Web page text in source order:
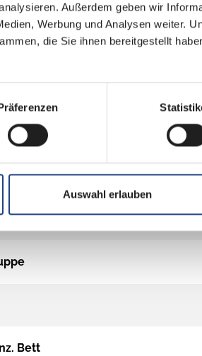
Außerdem geben wir
Werbung und Analysen weiter.
die Sie ihnen bereitgestellt
Auswahl erlauben
Bett